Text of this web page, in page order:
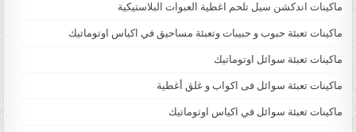
ماكينات اندكشن سيل تلحم اغطية العبوات البلاستيكية
ماكينات تعبئة حبوب و حبيبات وتعبئة مساحيق في اكياس اوتوماتيك
ماكينات تعبئة سوائل اوتوماتيك
ماكينات تعبئة سوائل فى اكواب و غلق أغطية
ماكينات تعبئة سوائل في اكياس اوتوماتيك